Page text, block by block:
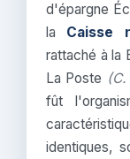
d'épargne
la Caisse
rattaché à la
La Poste
fût
identiques,